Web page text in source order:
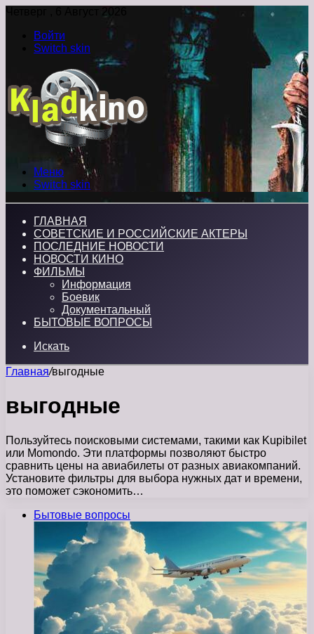
Четверг , 6 Август 2026
Войти
Switch skin
Меню
Switch skin
ГЛАВНАЯ
СОВЕТСКИЕ И РОССИЙСКИЕ АКТЕРЫ
ПОСЛЕДНИЕ НОВОСТИ
НОВОСТИ КИНО
ФИЛЬМЫ
Информация
Боевик
Документальный
БЫТОВЫЕ ВОПРОСЫ
Искать
Главная/выгодные
выгодные
Пользуйтесь поисковыми системами, такими как Kupibilet
или Momondo. Эти платформы позволяют быстро
сравнить цены на авиабилеты от разных авиакомпаний.
Установите фильтры для выбора нужных дат и времени,
это поможет сэкономить…
Бытовые вопросы